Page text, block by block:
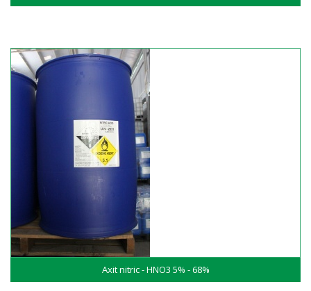
Axit nitric - HNO3 5% - 68%